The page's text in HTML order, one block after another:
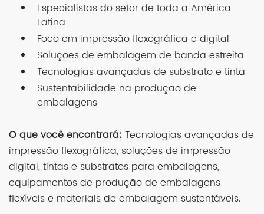
Especialistas do setor de toda a América
Latina
Foco em impressão flexográfica e digital
Soluções de embalagem de banda estreita
Tecnologias avançadas de substrato e tinta
Sustentabilidade na produção de
embalagens
O que você encontrará: Tecnologias avançadas de
impressão flexográfica, soluções de impressão
digital, tintas e substratos para embalagens,
equipamentos de produção de embalagens
flexíveis e materiais de embalagem sustentáveis.